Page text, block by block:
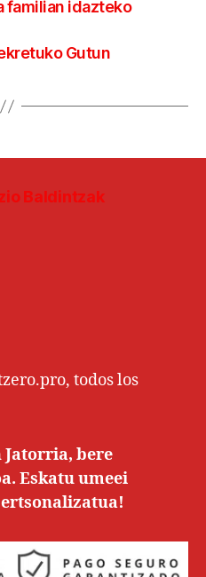
familian idazteko
Gutun
Baldintzak
todos los
Jatorria, bere
Eskatu umeei